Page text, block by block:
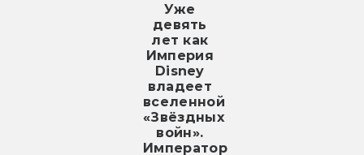
Уже
девять
лет как
Империя
Disney
владеет
вселенной
«Звёздных
войн».
Император